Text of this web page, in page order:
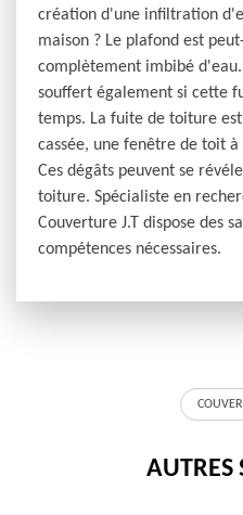
création d'une infiltration
maison ? Le plafond est
complètement imbibé
souffert également si cette
temps. La fuite de toiture
cassée, une fenêtre de toit
Ces dégâts peuvent se
toiture. Spécialiste en
Couverture J.T dispose des
compétences nécessaires.
AUTRES